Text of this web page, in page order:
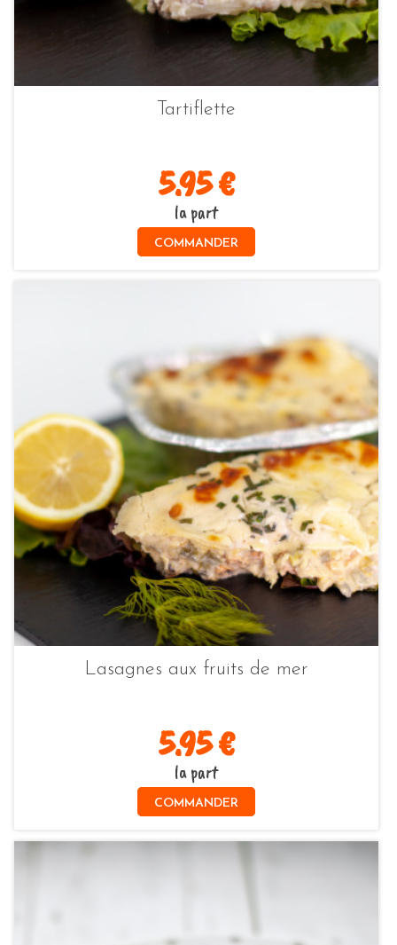
Tartiflette
5.95 €
la part
COMMANDER
Lasagnes aux fruits de mer
5.95 €
la part
COMMANDER